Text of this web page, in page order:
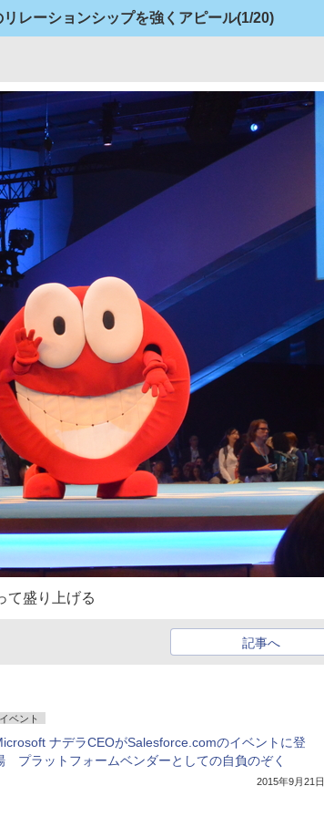
レーションシップを強くアピール(1/20)
て盛り上げる
記事へ
イベント
ナデラCEOがSalesforce.comのイベントに登
プラットフォームベンダーとしての自負のぞく
2015年9月21日